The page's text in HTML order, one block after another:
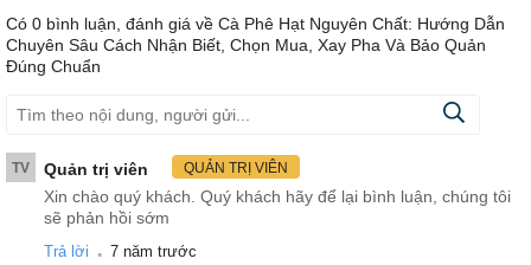
Có 0 bình luận, đánh giá về Cà Phê Hạt Nguyên Chất: Hướng Dẫn
Chuyên Sâu Cách Nhận Biết, Chọn Mua, Xay Pha Và Bảo Quản
Đúng Chuẩn
TV Quản trị viên QUẢN TRỊ VIÊN
Xin chào quý khách. Quý khách hãy để lại bình luận, chúng tôi
sẽ phản hồi sớm
Trả lời . 7 năm trước